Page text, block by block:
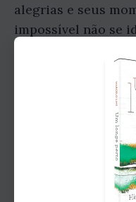
alegrias e seus
impossível não se
Capítulo 3: Os
Durante sua
que serão
crescimento
cativantes, cada
ensinamentos.